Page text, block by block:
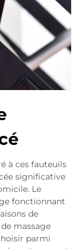
à ces fauteuils
significative
Le
fonctionnant
de
massage
parmi